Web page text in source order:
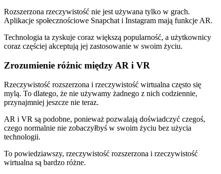
Rozszerzona rzeczywistość nie jest używana tylko w grach.
Aplikacje społecznościowe Snapchat i Instagram mają funkcje AR.
Technologia ta zyskuje coraz większą popularność, a użytkownicy
coraz częściej akceptują jej zastosowanie w swoim życiu.
Zrozumienie różnic między AR i VR
Rzeczywistość rozszerzona i rzeczywistość wirtualna często się
mylą. To dlatego, że nie używamy żadnego z nich codziennie,
przynajmniej jeszcze nie teraz.
AR i VR są podobne, ponieważ pozwalają doświadczyć czegoś,
czego normalnie nie zobaczyłbyś w swoim życiu bez użycia
technologii.
To powiedziawszy, rzeczywistość rozszerzona i rzeczywistość
wirtualna są bardzo różne.